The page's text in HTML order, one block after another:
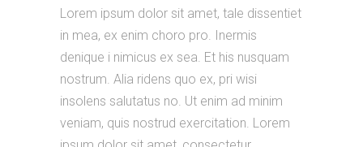
Lorem ipsum dolor sit amet, tale dissentiet
in mea, ex enim choro pro. Inermis
denique i nimicus ex sea. Et his nusquam
nostrum. Alia ridens quo ex, pri wisi
insolens salutatus no. Ut enim ad minim
veniam, quis nostrud exercitation. Lorem